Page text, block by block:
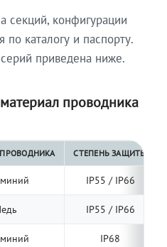
секций, конфигурации
по каталогу и паспорту.
приведена ниже.
проводника
СТЕПЕНЬ ЗАЩИТЫ
IP55 / IP66
IP55 / IP66
IP68